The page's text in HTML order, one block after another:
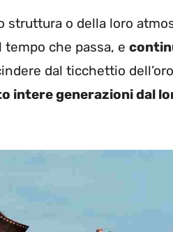
struttura o della loro
che passa, e
dal ticchettio
intere generazioni dal